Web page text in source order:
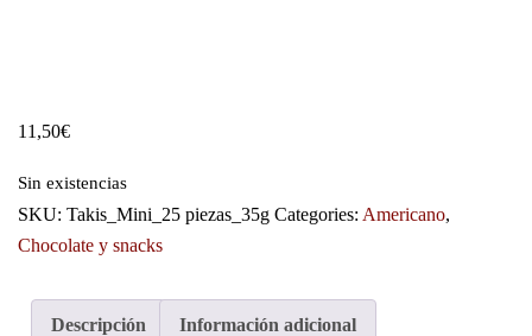
11,50€
Sin existencias
SKU: Takis_Mini_25 piezas_35g Categories: Americano,
Chocolate y snacks
Descripción Información adicional